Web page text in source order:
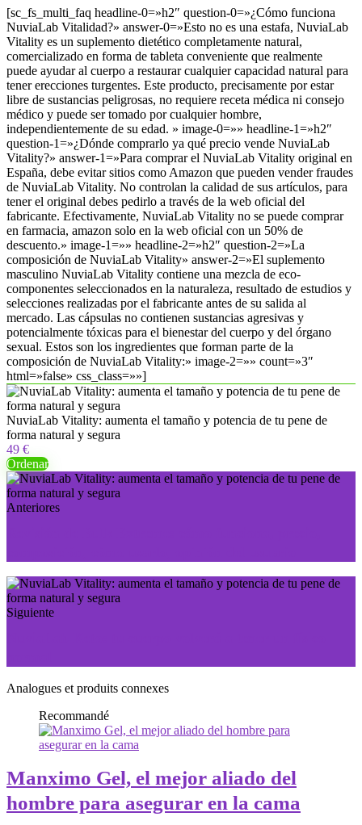
[sc_fs_multi_faq headline-0=»h2″ question-0=»¿Cómo funciona
NuviaLab Vitalidad?» answer-0=»Esto no es una estafa, NuviaLab
Vitality es un suplemento dietético completamente natural,
comercializado en forma de tableta conveniente que realmente
puede ayudar al cuerpo a restaurar cualquier capacidad natural para
tener erecciones turgentes. Este producto, precisamente por estar
libre de sustancias peligrosas, no requiere receta médica ni consejo
médico y puede ser tomado por cualquier hombre,
independientemente de su edad. » image-0=»» headline-1=»h2″
question-1=»¿Dónde comprarlo ya qué precio vende NuviaLab
Vitality?» answer-1=»Para comprar el NuviaLab Vitality original en
España, debe evitar sitios como Amazon que pueden vender fraudes
de NuviaLab Vitality. No controlan la calidad de sus artículos, para
tener el original debes pedirlo a través de la web oficial del
fabricante. Efectivamente, NuviaLab Vitality no se puede comprar
en farmacia, amazon solo en la web oficial con un 50% de
descuento.» image-1=»» headline-2=»h2″ question-2=»La
composición de NuviaLab Vitality» answer-2=»El suplemento
masculino NuviaLab Vitality contiene una mezcla de eco-
componentes seleccionados en la naturaleza, resultado de estudios y
selecciones realizadas por el fabricante antes de su salida al
mercado. Las cápsulas no contienen sustancias agresivas y
potencialmente tóxicas para el bienestar del cuerpo y del órgano
sexual. Estos son los ingredientes que forman parte de la
composición de NuviaLab Vitality:» image-2=»» count=»3″
html=»false» css_class=»»]
NuviaLab Vitality: aumenta el tamaño y potencia de tu pene de
forma natural y segura
49 €
Ordenar
Anteriores
Siguiente
Analogues et produits connexes
Recommandé
Manximo Gel, el mejor aliado del
hombre para asegurar en la cama